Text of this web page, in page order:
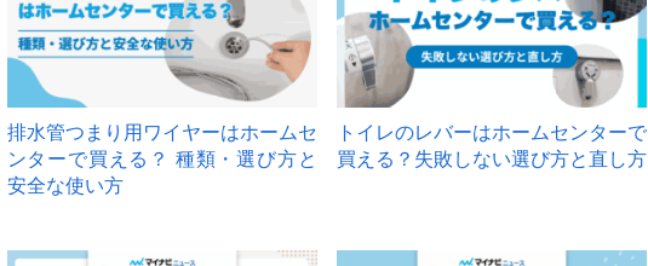
排水管つまり用ワイヤーはホームセ
ンターで買える？ 種類・選び方と
安全な使い方
トイレのレバーはホームセンターで
買える？失敗しない選び方と直し方